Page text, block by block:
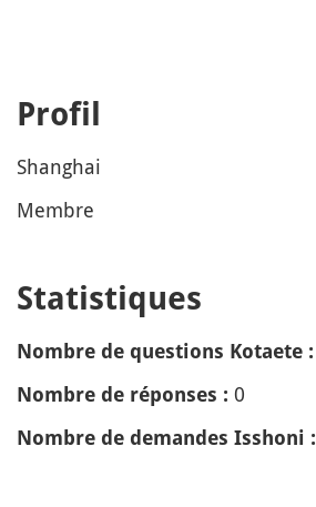
Profil
Shanghai
Membre
Statistiques
Nombre de questions Kotaete :
Nombre de réponses : 0
Nombre de demandes Isshoni :